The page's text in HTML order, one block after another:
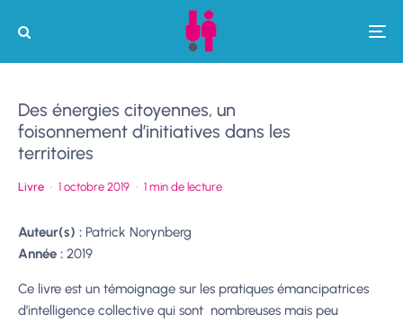
Des énergies citoyennes, un
foisonnement d’initiatives dans les
territoires
Livre · 1 octobre 2019 · 1 min de lecture
Auteur(s) : Patrick Norynberg
Année : 2019
Ce livre est un témoignage sur les pratiques émancipatrices
d’intelligence collective qui sont nombreuses mais peu